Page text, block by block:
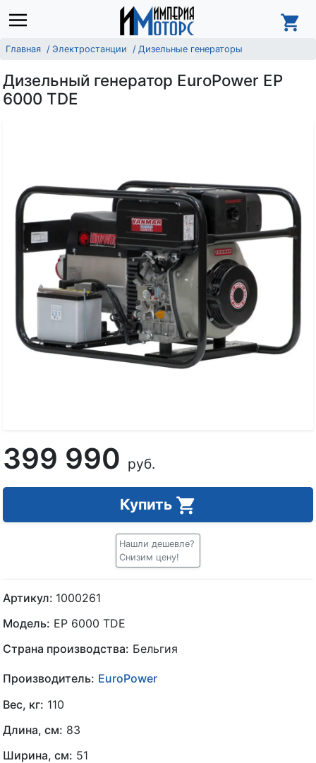
Главная Электростанции Дизельные генераторы
Дизельный генератор EuroPower EP
6000 TDE
399 990 руб.
Купить
Нашли дешевле?
Снизим цену!
Артикул: 1000261
Модель: EP 6000 TDE
Страна производства: Бельгия
Производитель: EuroPower
Вес, кг: 110
Длина, см: 83
Ширина, см: 51